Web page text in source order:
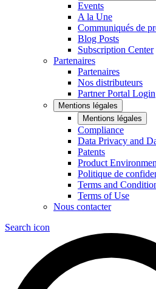
Events
A la Une
Communiqués de
Blog Posts
Subscription Center
Partenaires
Partenaires
Nos distributeurs
Partner Portal Login
Mentions légales
Mentions légales
Compliance
Data Privacy and
Patents
Product
Politique de
Terms and
Terms of Use
Nous contacter
Search icon